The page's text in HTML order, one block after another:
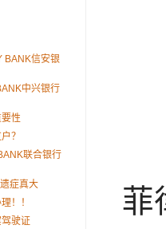
菲
BANK信安银
中兴银行
性
？
联合银行
症真大
！！
驶证